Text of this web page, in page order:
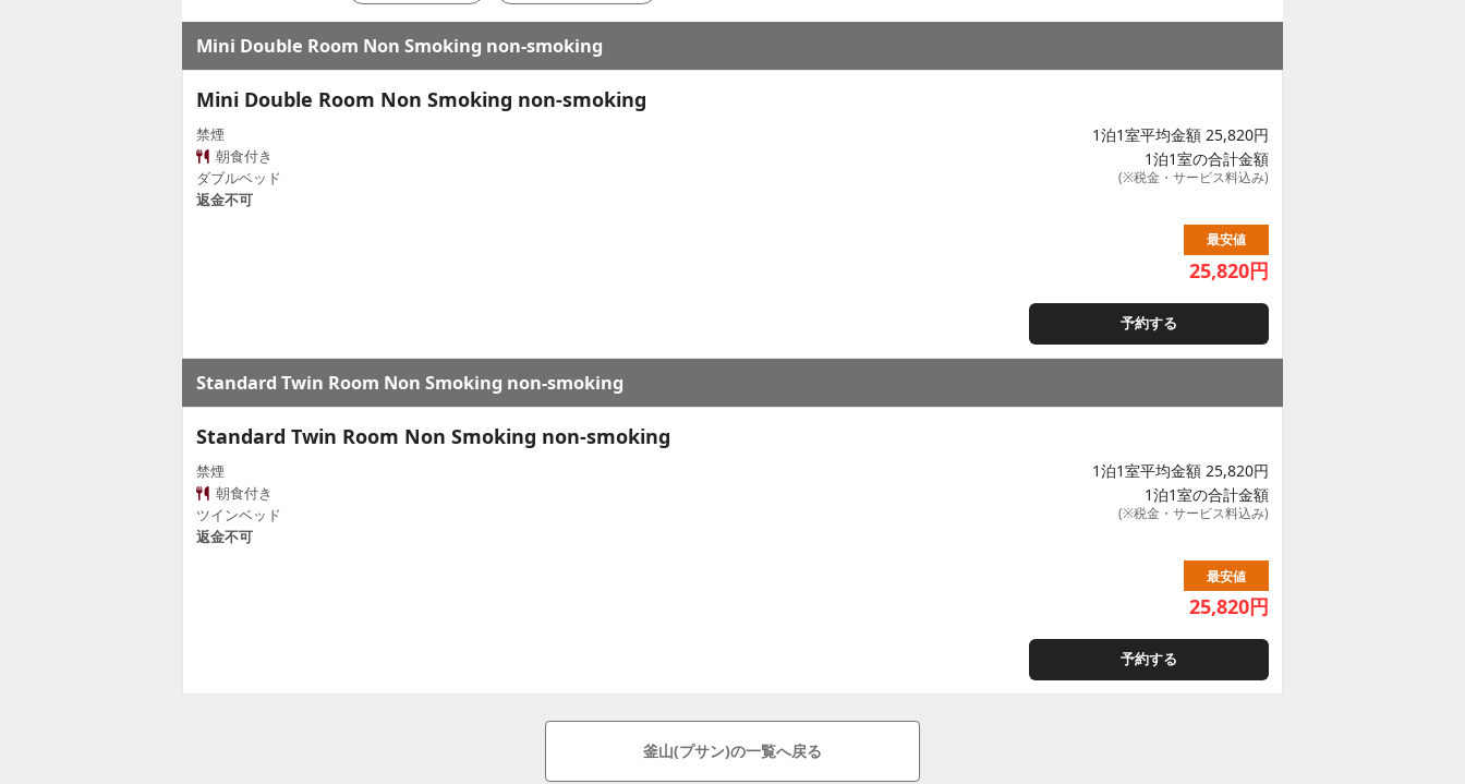
Mini Double Room Non Smoking non-smoking
Mini Double Room Non Smoking non-smoking
禁煙
朝食付き
ダブルベッド
返金不可
1泊1室平均金額 25,820円
1泊1室の合計金額
(※税金・サービス料込み)
最安値
25,820円
予約する
Standard Twin Room Non Smoking non-smoking
Standard Twin Room Non Smoking non-smoking
禁煙
朝食付き
ツインベッド
返金不可
1泊1室平均金額 25,820円
1泊1室の合計金額
(※税金・サービス料込み)
最安値
25,820円
予約する
釜山(プサン)の一覧へ戻る